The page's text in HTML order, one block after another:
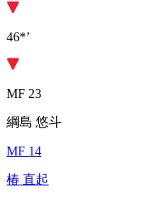
46*’
MF 23
綱島 悠斗
MF 14
椿 直起